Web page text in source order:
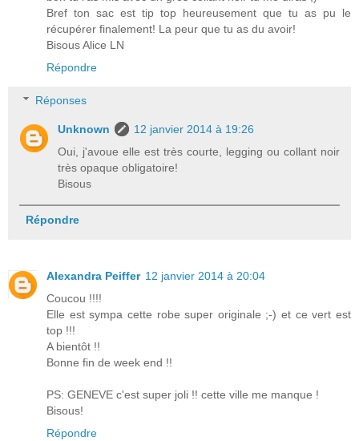
Bref ton sac est tip top heureusement que tu as pu le
récupérer finalement! La peur que tu as du avoir!
Bisous Alice LN
Répondre
Réponses
Unknown
12 janvier 2014 à 19:26
Oui, j'avoue elle est très courte, legging ou collant noir
très opaque obligatoire!
Bisous
Répondre
Alexandra Peiffer 12 janvier 2014 à 20:04
Coucou !!!!
Elle est sympa cette robe super originale ;-) et ce vert est
top !!!
A bientôt !!
Bonne fin de week end !!
PS: GENEVE c'est super joli !! cette ville me manque !
Bisous!
Répondre